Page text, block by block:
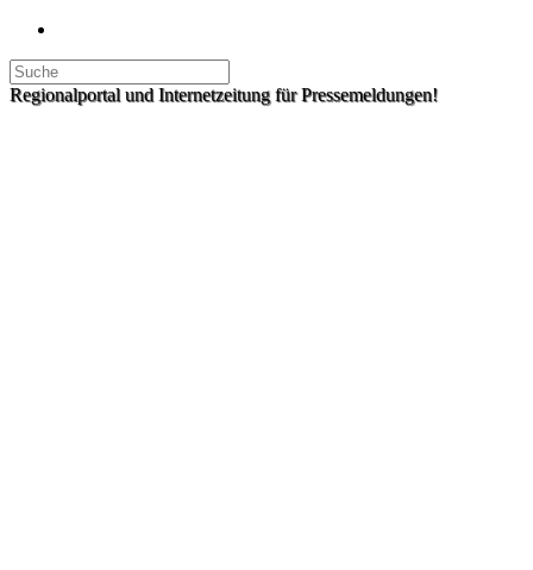
Regionalportal und Internetzeitung für Pressemeldungen!